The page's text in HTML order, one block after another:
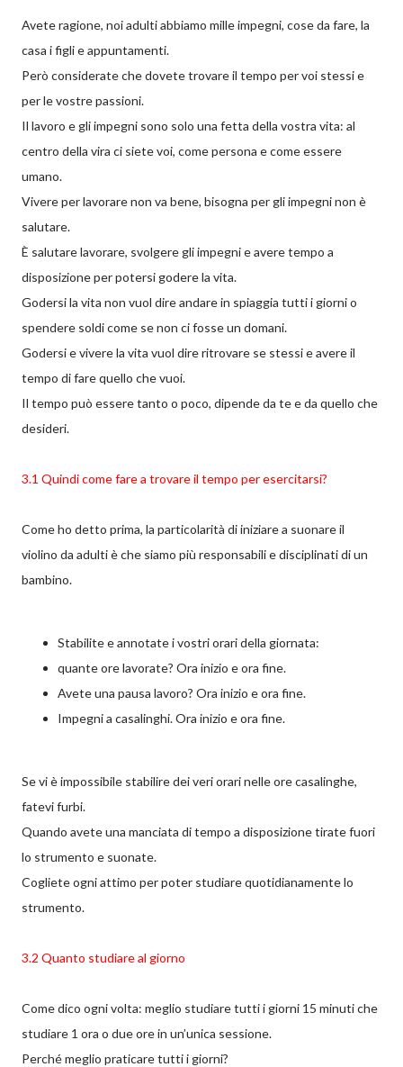
Avete ragione, noi adulti abbiamo mille impegni, cose da fare, la
casa i figli e appuntamenti.
Però considerate che dovete trovare il tempo per voi stessi e
per le vostre passioni.
Il lavoro e gli impegni sono solo una fetta della vostra vita: al
centro della vira ci siete voi, come persona e come essere
umano.
Vivere per lavorare non va bene, bisogna per gli impegni non è
salutare.
È salutare lavorare, svolgere gli impegni e avere tempo a
disposizione per potersi godere la vita.
Godersi la vita non vuol dire andare in spiaggia tutti i giorni o
spendere soldi come se non ci fosse un domani.
Godersi e vivere la vita vuol dire ritrovare se stessi e avere il
tempo di fare quello che vuoi.
Il tempo può essere tanto o poco, dipende da te e da quello che
desideri.
3.1 Quindi come fare a trovare il tempo per esercitarsi?
Come ho detto prima, la particolarità di iniziare a suonare il
violino da adulti è che siamo più responsabili e disciplinati di un
bambino.
Stabilite e annotate i vostri orari della giornata:
quante ore lavorate? Ora inizio e ora fine.
Avete una pausa lavoro? Ora inizio e ora fine.
Impegni a casalinghi. Ora inizio e ora fine.
Se vi è impossibile stabilire dei veri orari nelle ore casalinghe,
fatevi furbi.
Quando avete una manciata di tempo a disposizione tirate fuori
lo strumento e suonate.
Cogliete ogni attimo per poter studiare quotidianamente lo
strumento.
3.2 Quanto studiare al giorno
Come dico ogni volta: meglio studiare tutti i giorni 15 minuti che
studiare 1 ora o due ore in un’unica sessione.
Perché meglio praticare tutti i giorni?